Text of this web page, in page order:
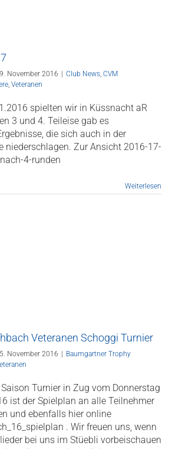
November 2016 Club News, CVM
, Veteranen
spielten wir in Küssnacht aR
3 und 4. Teileise gab es
die sich auch in der
niederschlagen. Zur Ansicht 2016-17-
4-runden
Weiterlesen
Veteranen Schoggi Turnier
November 2016
Baumgartner Trophy
Turnier in Zug vom Donnerstag
ist der Spielplan an alle Teilnehmer
und ebenfalls hier online
. Wir freuen uns, wenn
bei uns im Stüebli vorbeischauen